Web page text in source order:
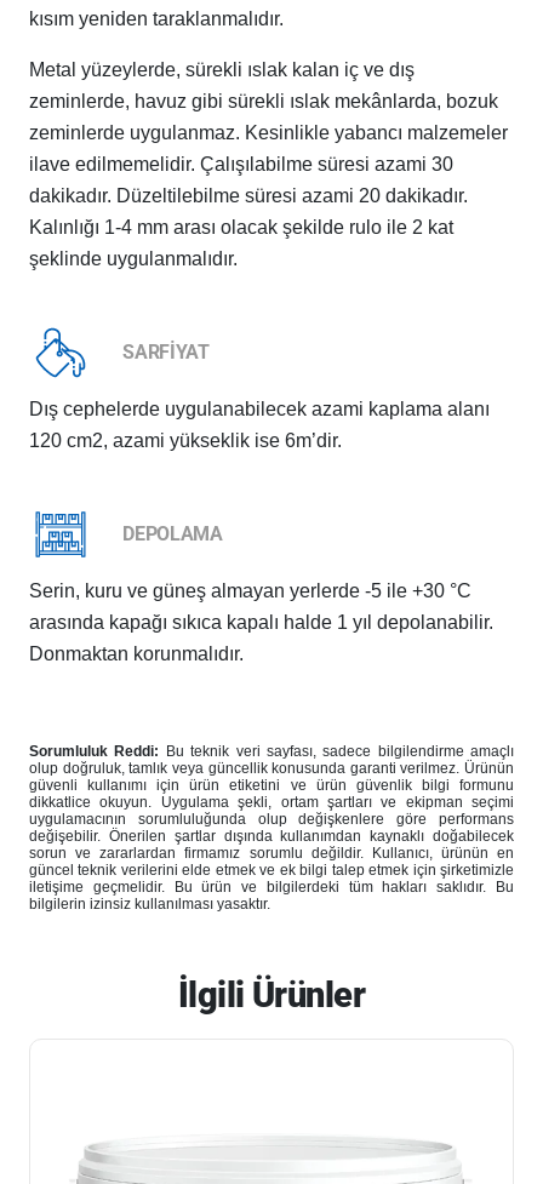
kısım yeniden taraklanmalıdır.
Metal yüzeylerde, sürekli ıslak kalan iç ve dış
zeminlerde, havuz gibi sürekli ıslak mekânlarda, bozuk
zeminlerde uygulanmaz. Kesinlikle yabancı malzemeler
ilave edilmemelidir. Çalışılabilme süresi azami 30
dakikadır. Düzeltilebilme süresi azami 20 dakikadır.
Kalınlığı 1-4 mm arası olacak şekilde rulo ile 2 kat
şeklinde uygulanmalıdır.
SARFİYAT
Dış cephelerde uygulanabilecek azami kaplama alanı
120 cm2, azami yükseklik ise 6m’dir.
DEPOLAMA
Serin, kuru ve güneş almayan yerlerde -5 ile +30 °C
arasında kapağı sıkıca kapalı halde 1 yıl depolanabilir.
Donmaktan korunmalıdır.
Sorumluluk Reddi: Bu teknik veri sayfası, sadece bilgilendirme amaçlı
olup doğruluk, tamlık veya güncellik konusunda garanti verilmez. Ürünün
güvenli kullanımı için ürün etiketini ve ürün güvenlik bilgi formunu
dikkatlice okuyun. Uygulama şekli, ortam şartları ve ekipman seçimi
uygulamacının sorumluluğunda olup değişkenlere göre performans
değişebilir. Önerilen şartlar dışında kullanımdan kaynaklı doğabilecek
sorun ve zararlardan firmamız sorumlu değildir. Kullanıcı, ürünün en
güncel teknik verilerini elde etmek ve ek bilgi talep etmek için şirketimizle
iletişime geçmelidir. Bu ürün ve bilgilerdeki tüm hakları saklıdır. Bu
bilgilerin izinsiz kullanılması yasaktır.
İlgili Ürünler